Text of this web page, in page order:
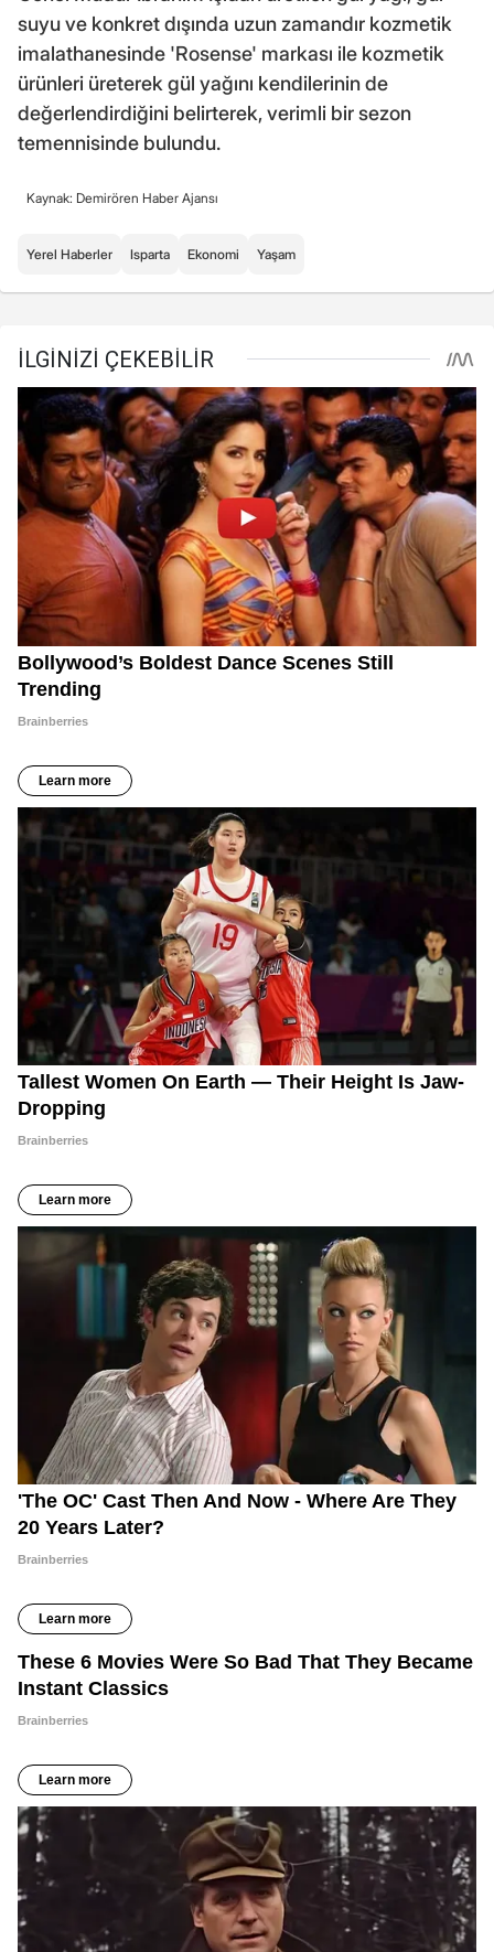
suyu ve konkret dışında uzun zamandır kozmetik
imalathanesinde 'Rosense' markası ile kozmetik
ürünleri üreterek gül yağını kendilerinin de
değerlendirdiğini belirterek, verimli bir sezon
temennisinde bulundu.
Kaynak: Demirören Haber Ajansı
Yerel Haberler Isparta Ekonomi Yaşam